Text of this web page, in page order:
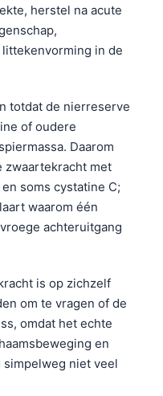
herstel na acute
in de
totdat de nierreserve
of oudere
Daarom
met
soms cystatine C;
waarom één
achteruitgang
is op zichzelf
om te vragen of de
omdat het echte
en
simpelweg niet veel